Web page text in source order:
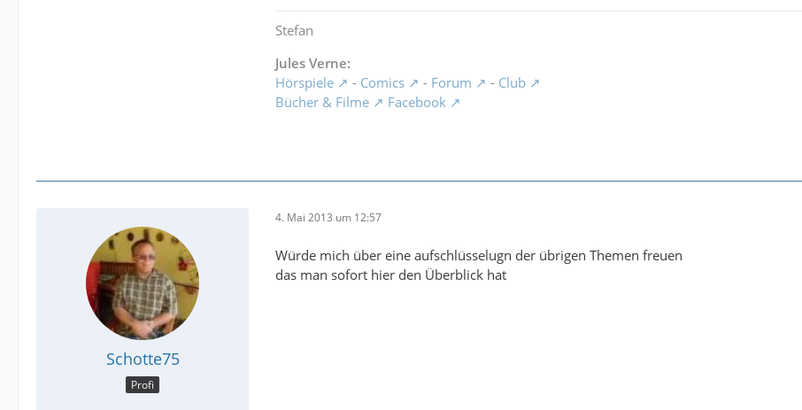
Stefan
Jules Verne:
Hörspiele
- Comics - Forum - Club
Bücher & Filme
Facebook
Schotte75
Profi
4. Mai 2013 um 12:57
Würde mich über eine aufschlüsselugn der übrigen Themen freuen
das man sofort hier den Überblick hat